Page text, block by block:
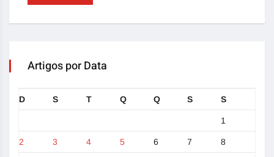
Artigos por Data
D S T Q Q S S
1
2 3 4 5 6 7 8